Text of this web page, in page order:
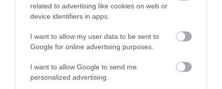
related to advertising like cookies on web or
device identifiers in apps.
I want to allow my user data to be sent to
Google for online advertising purposes.
I want to allow Google to send me
personalized advertising.
SZÍNES HALAKBÓL ÁLL: MOST
500 EDDIG ISMERETLEN
2026-08-06
PANNONHALMI